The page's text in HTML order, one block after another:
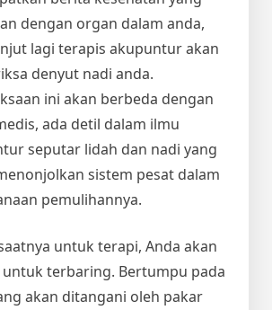
dengan organ dalam anda,
lagi terapis akupuntur akan
denyut nadi anda.
ini akan berbeda dengan
ada detil dalam ilmu
seputar lidah dan nadi yang
sistem pesat dalam
pemulihannya.
untuk terapi, Anda akan
terbaring. Bertumpu pada
akan ditangani oleh pakar